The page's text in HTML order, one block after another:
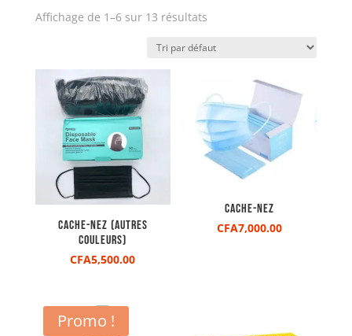
Affichage de 1–6 sur 13 résultats
Cache-nez (Autres
couleurs)
CFA5,500.00
Cache-nez
CFA7,000.00
Promo !